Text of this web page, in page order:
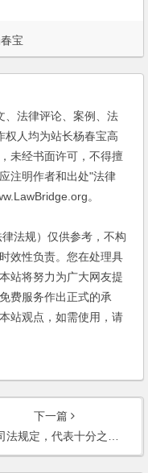
宝
、法律评论、案例、法
权人均为站长杨春宝高
未经书面许可，不得擅
注明作者和出处"法律
。
法规）仅供参考，不构
效性负责。您在处理具
站将努力为广大网友提
费服务作出正式的承
站观点，如需使用，请
下一篇
表十分之一以上表决权的股东可以提议召开临时股东会议，这个具体的程序如何操作？